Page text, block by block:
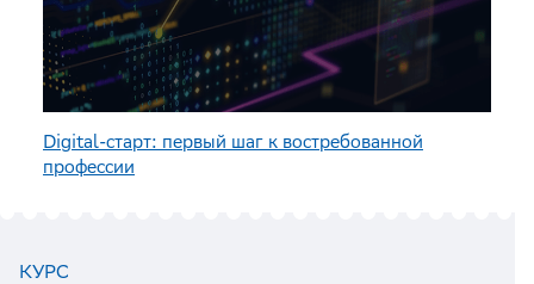
Digital-старт: первый шаг к востребованной
профессии
КУРС